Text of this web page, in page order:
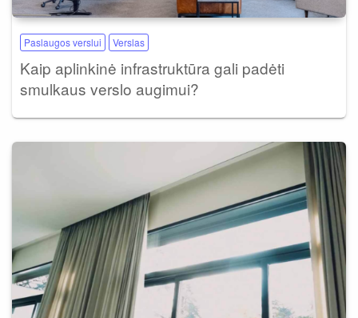
Paslaugos verslui Verslas
Kaip aplinkinė infrastruktūra gali padėti
smulkaus verslo augimui?